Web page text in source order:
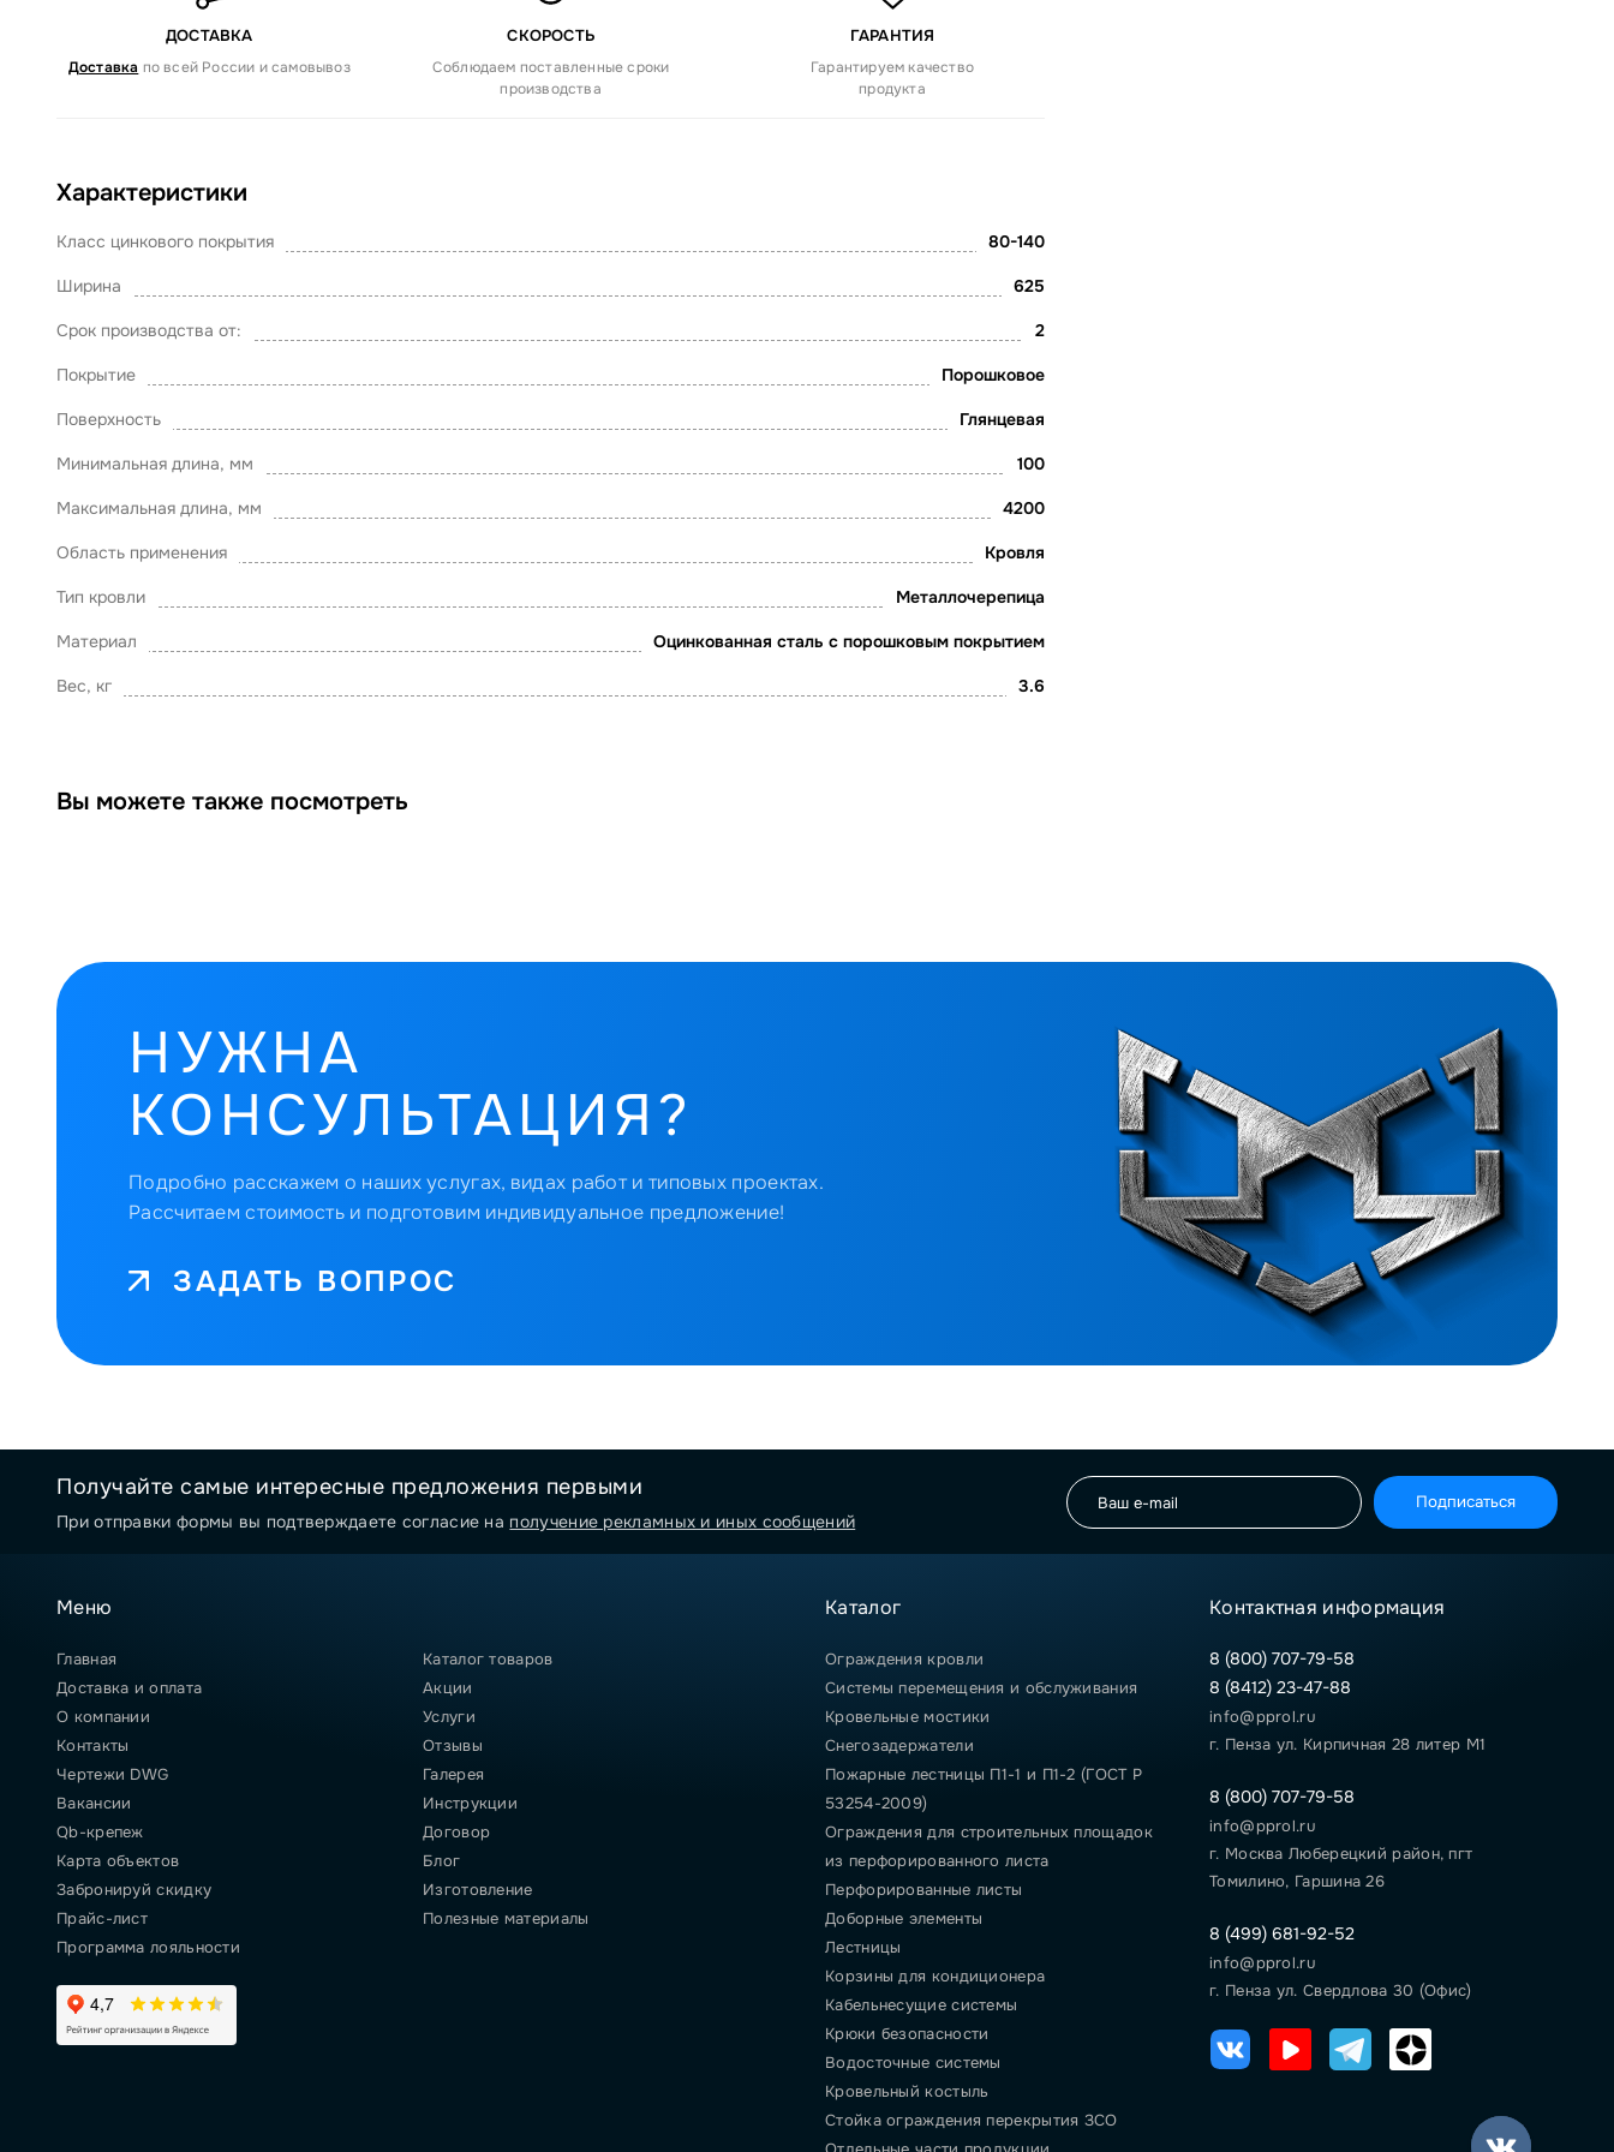
ДОСТАВКА
Доставка по всей России и самовывоз
СКОРОСТЬ
Соблюдаем поставленные сроки
производства
ГАРАНТИЯ
Гарантируем качество
продукта
Характеристики
Класс цинкового покрытия 80-140
Ширина 625
Срок производства от: 2
Покрытие Порошковое
Поверхность Глянцевая
Минимальная длина, мм 100
Максимальная длина, мм 4200
Область применения Кровля
Тип кровли Металлочерепица
Материал Оцинкованная сталь с порошковым покрытием
Вес, кг 3.6
Вы можете также посмотреть
НУЖНА
КОНСУЛЬТАЦИЯ?
Подробно расскажем о наших услугах, видах работ и типовых проектах.
Рассчитаем стоимость и подготовим индивидуальное предложение!
ЗАДАТЬ ВОПРОС
Получайте самые интересные предложения первыми
При отправки формы вы подтверждаете согласие на получение рекламных и иных сообщений
Подписаться
Меню
Главная
Каталог товаров
Доставка и оплата
Акции
О компании
Услуги
Контакты
Отзывы
Чертежи DWG
Галерея
Вакансии
Инструкции
Qb-крепеж
Договор
Карта объектов
Блог
Забронируй скидку
Изготовление
Прайс-лист
Полезные материалы
Программа лояльности
Каталог
Ограждения кровли
Системы перемещения и обслуживания
Кровельные мостики
Снегозадержатели
Пожарные лестницы П1-1 и П1-2 (ГОСТ Р
53254-2009)
Ограждения для строительных площадок
из перфорированного листа
Перфорированные листы
Доборные элементы
Лестницы
Корзины для кондиционера
Кабельнесущие системы
Крюки безопасности
Водосточные системы
Кровельный костыль
Стойка ограждения перекрытия ЗСО
Контактная информация
8 (800) 707-79-58
8 (8412) 23-47-88
info@pprol.ru
г. Пенза ул. Кирпичная 28 литер М1
8 (800) 707-79-58
info@pprol.ru
г. Москва Люберецкий район, пгт
Томилино, Гаршина 26
8 (499) 681-92-52
info@pprol.ru
г. Пенза ул. Свердлова 30 (Офис)